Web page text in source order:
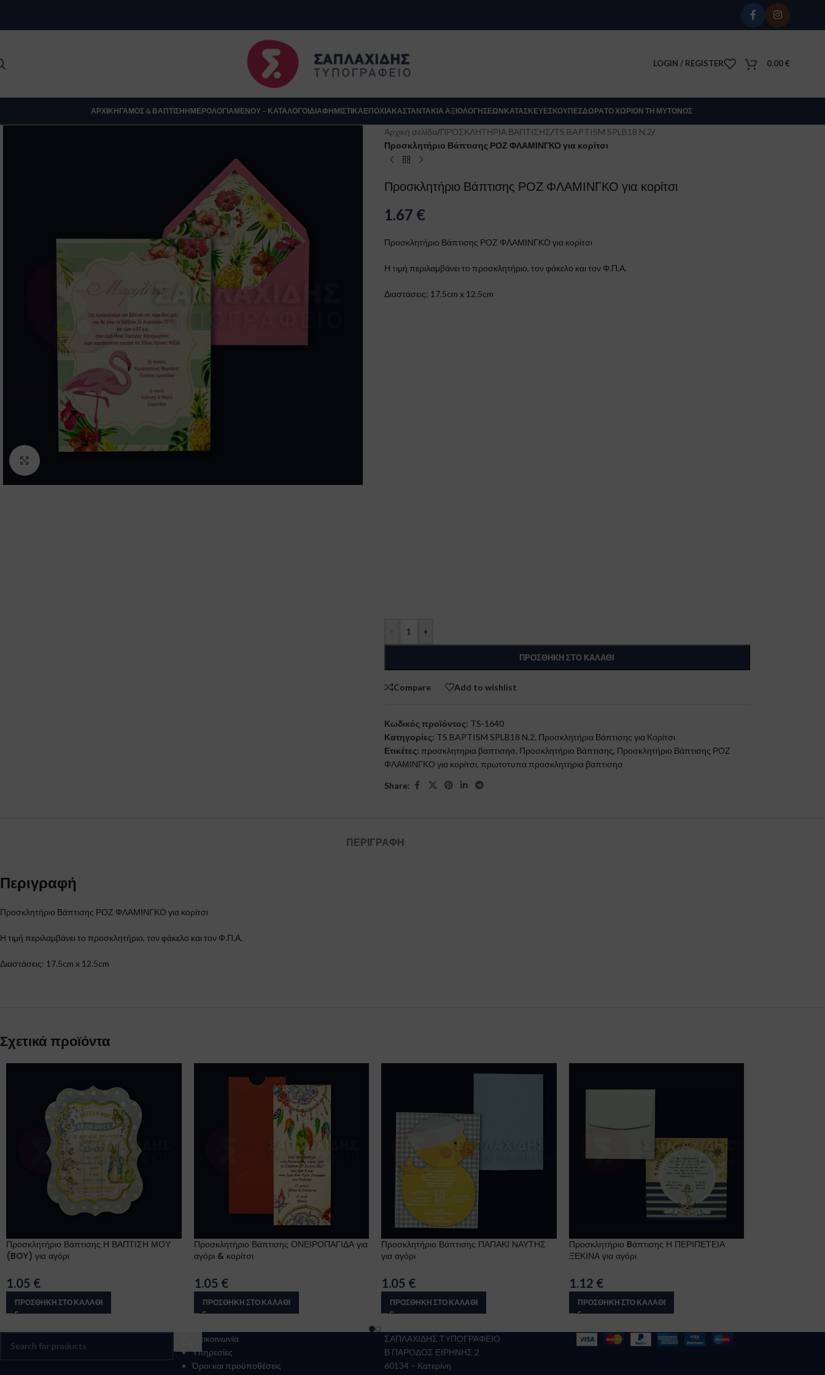
LOGIN / REGISTER 0.00€
ΑΡΧΙΚΉΓΆΜΟΣ & ΒΆΠΤΙΣΗΗΜΕΡΟΛΌΓΙΑΜΕΝΟΎ – ΚΑΤΆΛΟΓΟΙΔΙΑΦΗΜΙΣΤΙΚΑΕΠΟΧΙΑΚΆΣΤΑΝΤΆΚΙΑ ΑΞΙΟΛΟΓΉΣΕΩΝΚΑΤΑΣΚΕΥΈΣΚΟΎΠΕΣΔΏΡΑΤΟ ΧΩΡΊΟΝ ΤΗ ΜΎΤΟΝΟΣ
Αρχική σελίδα/ΠΡΟΣΚΛΗΤΗΡΙΑ ΒΑΠΤΙΣΗΣ/TS BAPTISM SPLB18 N.2/
Προσκλητήριο Βάπτισης ΡΟΖ ΦΛΑΜΙΝΓΚΟ για κορίτσι
Προσκλητήριο Βάπτισης ΡΟΖ ΦΛΑΜΙΝΓΚΟ για κορίτσι
1.67 €
Προσκλητήριο Βάπτισης ΡΟΖ ΦΛΑΜΙΝΓΚΟ για κορίτσι
Η τιμή περιλαμβάνει το προσκλητήριο, τον φάκελο και τον Φ.Π.Α.
Διαστάσεις: 17.5cm x 12.5cm
- +
ΠΡΟΣΘΉΚΗ ΣΤΟ ΚΑΛΆΘΙ
Compare Add to wishlist
Κωδικός προϊόντος: TS-1640
Κατηγορίες: TS BAPTISM SPLB18 N.2, Προσκλητήρια Βάπτισης για Κορίτσι
Ετικέτες: προσκλητηρια βαπτισησ, Προσκλητήριο Βάπτισης, Προσκλητήριο Βάπτισης ΡΟΖ
ΦΛΑΜΙΝΓΚΟ για κορίτσι, πρωτοτυπα προσκλητηρια βαπτισησ
Share:
ΠΕΡΙΓΡΑΦΉ
Περιγραφή
Προσκλητήριο Βάπτισης ΡΟΖ ΦΛΑΜΙΝΓΚΟ για κορίτσι
Η τιμή περιλαμβάνει το προσκλητήριο, τον φάκελο και τον Φ.Π.Α.
Διαστάσεις: 17.5cm x 12.5cm
Σχετικά προϊόντα
Προσκλητήριο Βάπτισης Η ΒΑΠΤΙΣΗ ΜΟΥ
(BOY) για αγόρι
1.05 €
ΠΡΟΣΘΉΚΗ ΣΤΟ ΚΑΛΆΘΙ
Προσκλητήριο Βάπτισης ΟΝΕΙΡΟΠΑΓΙΔΑ για
αγόρι & κορίτσι
1.05 €
ΠΡΟΣΘΉΚΗ ΣΤΟ ΚΑΛΆΘΙ
Προσκλητήριο Βάπτισης ΠΑΠΑΚΙ ΝΑΥΤΗΣ
για αγόρι
1.05 €
ΠΡΟΣΘΉΚΗ ΣΤΟ ΚΑΛΆΘΙ
Προσκλητήριο Bάπτισης Η ΠΕΡΙΠΕΤΕΙΑ
ΞΕΚΙΝΑ για αγόρι
1.12 €
ΠΡΟΣΘΉΚΗ ΣΤΟ ΚΑΛΆΘΙ
Επικοινωνία
Υπηρεσίες
Όροι και προϋποθέσεις
ΣΑΠΛΑΧΙΔΗΣ ΤΥΠΟΓΡΑΦΕΙΟ
Β ΠΑΡΟΔΟΣ ΕΙΡΗΝΗΣ 2
60134 – Κατερίνη